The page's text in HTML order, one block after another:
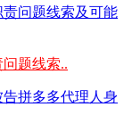
题线索..